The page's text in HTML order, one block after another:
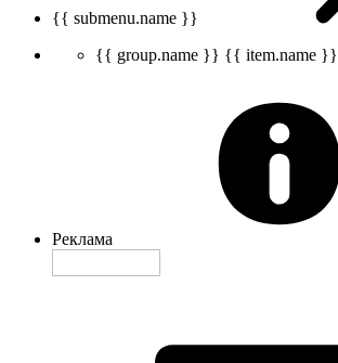
{{ submenu.name }}
{{ group.name }} {{ item.name }}
Реклама